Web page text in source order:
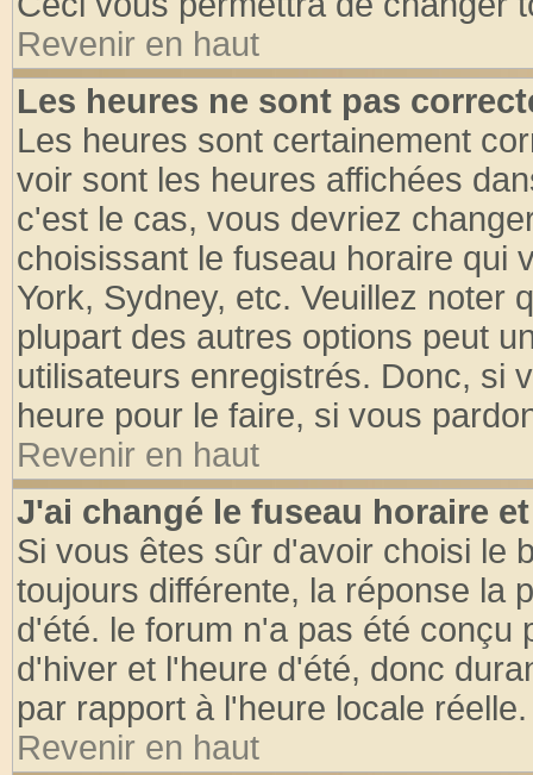
Revenir en haut
Les heures ne sont pas
Les heures sont certainement
voir sont les heures affichées
c'est le cas, vous devriez
choisissant le fuseau horaire qui
York, Sydney, etc. Veuillez noter
plupart des autres options peut
utilisateurs enregistrés. Donc, si
heure pour le faire, si vous
Revenir en haut
J'ai changé le fuseau horaire
Si vous êtes sûr d'avoir choisi le
toujours différente, la réponse la
d'été. le forum n'a pas été conçu
d'hiver et l'heure d'été, donc
par rapport à l'heure locale réelle.
Revenir en haut